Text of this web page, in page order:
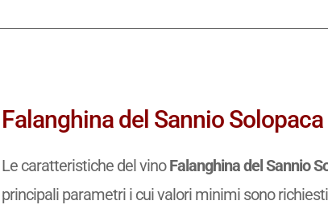
Falanghina del Sannio
Le caratteristiche del vinoFalanghina del Sannio
principali parametri i cui valori minimi sono